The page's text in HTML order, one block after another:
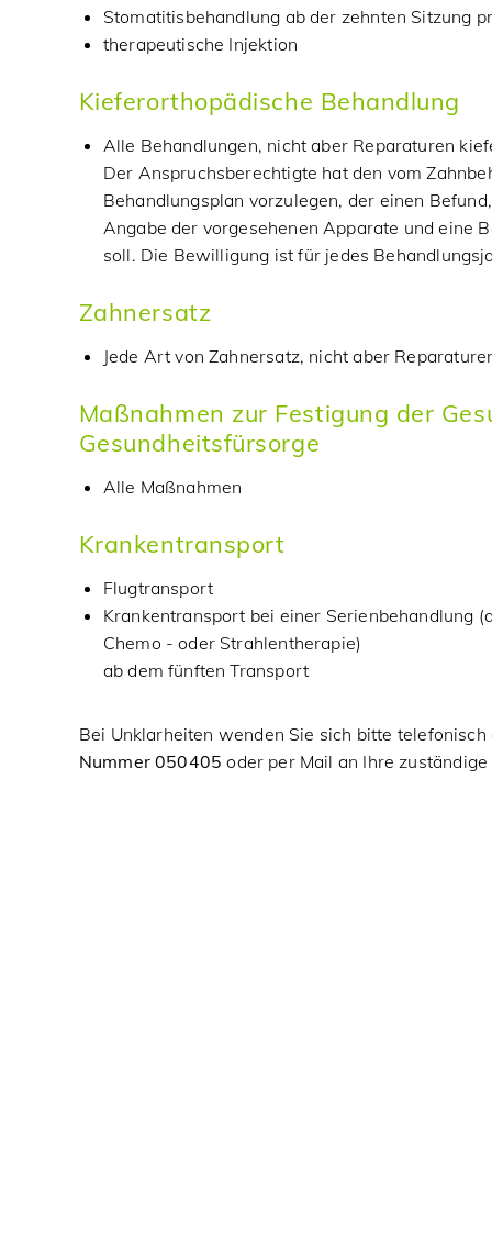
Stomatitisbehandlung ab der zehnten Sitzung
therapeutische Injektion
Kieferorthopädische Behandlung
Alle Behandlungen, nicht aber Reparaturen
Der Anspruchsberechtigte hat den vom
Behandlungsplan vorzulegen, der einen
Angabe der vorgesehenen Apparate und eine
soll. Die Bewilligung ist für jedes
Zahnersatz
Jede Art von Zahnersatz, nicht aber
Maßnahmen zur Festigung der
Gesundheitsfürsorge
Alle Maßnahmen
Krankentransport
Flugtransport
Krankentransport bei einer Serienbehandlung
Chemo - oder Strahlentherapie)
ab dem fünften Transport
Bei Unklarheiten wenden Sie sich bitte
Nummer 050405oder per Mail an Ihre zuständige